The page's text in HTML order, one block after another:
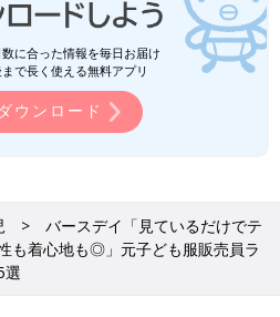
に合った情報を毎日お届け
で長く使える無料アプリ
ウンロード
バースデイ「見ているだけでテ
も着心地も◎」元子ども服販売員ラ
選